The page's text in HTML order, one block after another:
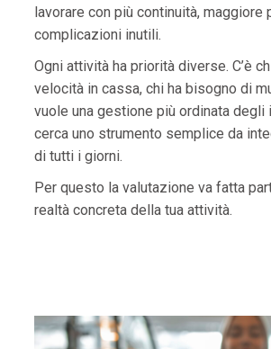
lavorare con più continuità, maggiore
complicazioni inutili.
Ogni attività ha priorità diverse. C’è
velocità in cassa, chi ha bisogno di
vuole una gestione più ordinata degli
cerca uno strumento semplice da
di tutti i giorni.
Per questo la valutazione va fatta
realtà concreta della tua attività.